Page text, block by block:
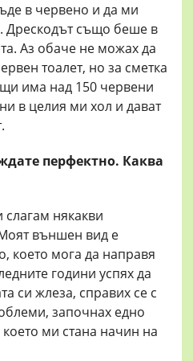
в червено и да ми
Дрескодът също беше в
Аз обаче не можах да
тоалет, но за сметка
има над 150 червени
в целия ми хол и дават
перфектно. Каква
слагам някакви
външен вид е
което мога да направя
години успях да
си жлеза, справих се с
започнах едно
ми стана начин на